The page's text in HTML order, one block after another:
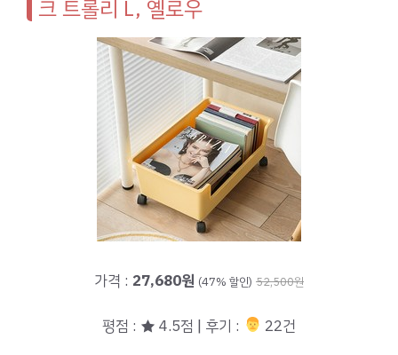
크 트롤리 L, 옐로우
가격 : 27,680원 (47% 할인) 52,500원
평점 : ★ 4.5점 | 후기 : ‍‍ 22건